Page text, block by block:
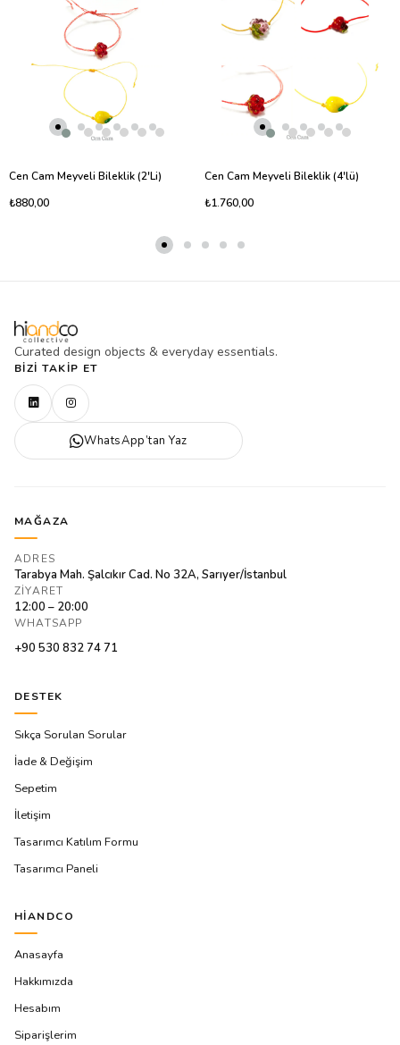
Cen Cam Meyveli Bileklik (2'Li)
₺880,00
Cen Cam Meyveli Bileklik (4'lü)
₺1.760,00
Curated design objects & everyday essentials.
BIZI TAKIP ET
WhatsApp’tan Yaz
MAĞAZA
ADRES
Tarabya Mah. Şalcıkır Cad. No 32A, Sarıyer/İstanbul
ZIYARET
12:00 – 20:00
WHATSAPP
+90 530 832 74 71
DESTEK
Sıkça Sorulan Sorular
İade & Değişim
Sepetim
İletişim
Tasarımcı Katılım Formu
Tasarımcı Paneli
HIANDCO
Anasayfa
Hakkımızda
Hesabım
Siparişlerim